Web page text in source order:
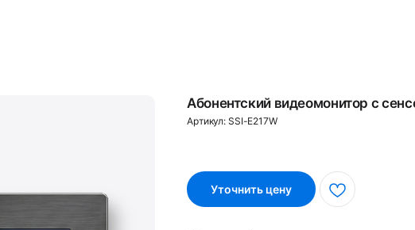
Абонентский видеомонитор с
Артикул: SSI-E217W
Уточнить цену